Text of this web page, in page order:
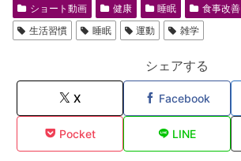
ショート動画 健康 睡眠 食事改善
生活習慣
睡眠 運動 雑学
シェアする
X Facebook
Pocket LINE